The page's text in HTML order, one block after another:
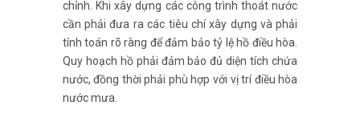
chỉnh. Khi xây dựng các công trình thoát nước
cần phải đưa ra các tiêu chí xây dựng và phải
tính toán rõ ràng để đảm bảo tỷ lệ hồ điều hòa.
Quy hoạch hồ phải đảm bảo đủ diện tích chứa
nước, đồng thời phải phù hợp với vị trí điều hòa
nước mưa.